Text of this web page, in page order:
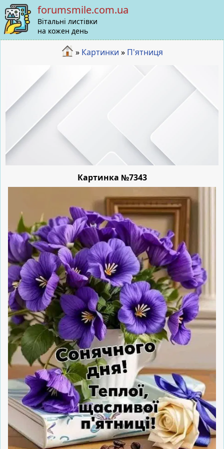
forumsmile.com.ua
Вітальні листівки
на кожен день
» Картинки » П'ятниця
Картинка №7343